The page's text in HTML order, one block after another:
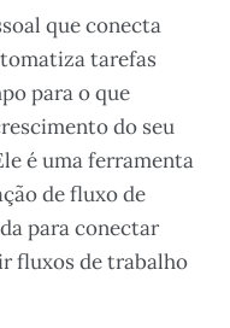
que conecta
tarefas
para o que
do seu
é uma ferramenta
de fluxo de
para conectar
fluxos de trabalho